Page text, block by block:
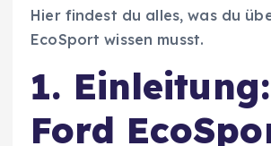
Hier findest du alles, was du
EcoSport wissen musst.
1.
Ford